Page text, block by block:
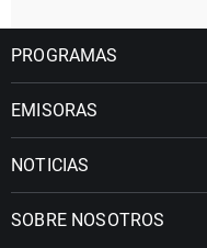
PROGRAMAS
EMISORAS
NOTICIAS
SOBRE NOSOTROS